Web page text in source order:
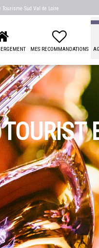
Tourisme Sud Val de Loire
MES RECOMMANDATIONS
TOURIST